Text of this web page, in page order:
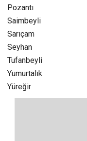
Pozantı‎
Saimbeyli
Sarıçam
Seyhan
Tufanbeyli‎
Yumurtalık‎
Yüreğir